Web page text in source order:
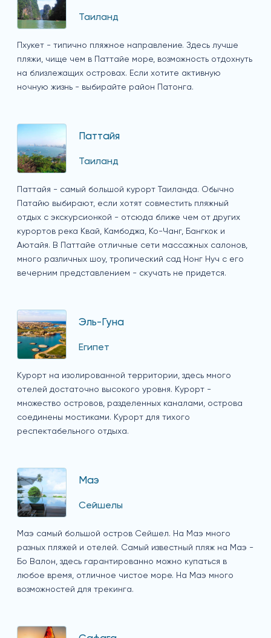
Таиланд
Пхукет - типично пляжное направление. Здесь лучше
пляжи, чище чем в Паттайе море, возможность отдохнуть
на близлежащих островах. Если хотите активную
ночную жизнь - выбирайте район Патонга.
Паттайя
Таиланд
Паттайя - самый большой курорт Таиланда. Обычно
Патайю выбирают, если хотят совместить пляжный
отдых с экскурсионкой - отсюда ближе чем от других
курортов река Квай, Камбоджа, Ко-Чанг, Бангкок и
Аютайя. В Паттайе отличные сети массажных салонов,
много различных шоу, тропический сад Нонг Нуч с его
вечерним представлением - скучать не придется.
Эль-Гуна
Египет
Курорт на изолированной территории, здесь много
отелей достаточно высокого уровня. Курорт -
множество островов, разделенных каналами, острова
соединены мостиками. Курорт для тихого
респектабельного отдыха.
Маэ
Сейшелы
Маэ самый большой остров Сейшел. На Маэ много
разных пляжей и отелей. Самый известный пляж на Маэ -
Бо Валон, здесь гарантированно можно купаться в
любое время, отличное чистое море. На Маэ много
возможностей для трекинга.